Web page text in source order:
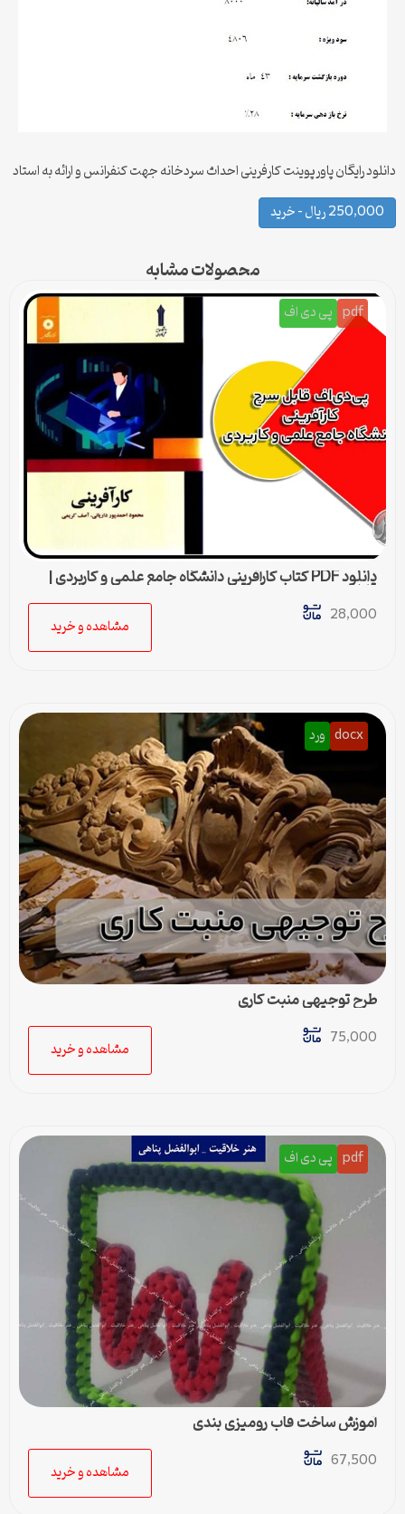
دانلود رایگان پاورپوینت کارفرینی احداث سردخانه جهت کنفرانس و ارائه به استاد
250,000 ریال – خرید
محصولات مشابه
pdf پی دی اف
دانلود PDF کتاب كارآفرينی دانشگاه جامع علمی و كاربردی |
قابل جستجو در متن
28,000
مشاهده و خرید
docx ورد
طرح توجیهی منبت کاری
75,000
مشاهده و خرید
pdf پی دی اف
آموزش ساخت قاب رومیزی بندی
67,500
مشاهده و خرید